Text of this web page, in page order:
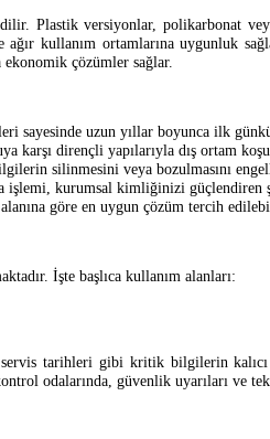
Plastik versiyonlar, polikarbonat
kullanım ortamlarına uygunluk
ekonomik çözümler sağlar.
sayesinde uzun yıllar boyunca ilk
karşı dirençli yapılarıyla dış ortam
silinmesini veya bozulmasını
işlemi, kurumsal kimliğinizi güçlendiren
göre en uygun çözüm tercih
İşte başlıca kullanım alanları:
tarihleri gibi kritik bilgilerin
odalarında, güvenlik uyarıları ve